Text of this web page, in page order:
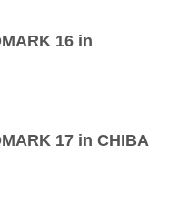
16 in
17 in CHIBA